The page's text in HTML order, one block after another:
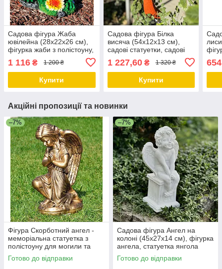
Садова фігура Жаба
ювілейна (28х22х26 см),
фігурка жаби з полістоуну,
садові статуетки, садово-
паркові фігури
1 116 ₴ 1 200 ₴
Купити
Садова фігура Білка
висяча (54х12х13 см),
садові статуетки, садові
садово-паркові фігури
1 227,60₴ 1 320 ₴
Купити
Акційні пропозиції та новинки
–7%
Фігура Скорботний ангел -
меморіальна статуетка з
полістоуну для могили та
пам'ятника, бронзовий колір,
50×25×30 см
Готово до відправки
–7%
Садова фігура Ангел на
колоні (45х27х14 см), фігурка
ангела, статуетка янгола
Готово до відправки